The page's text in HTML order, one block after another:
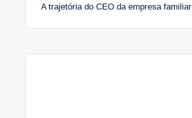
navigation
A trajetória do CEO da empresa familiar